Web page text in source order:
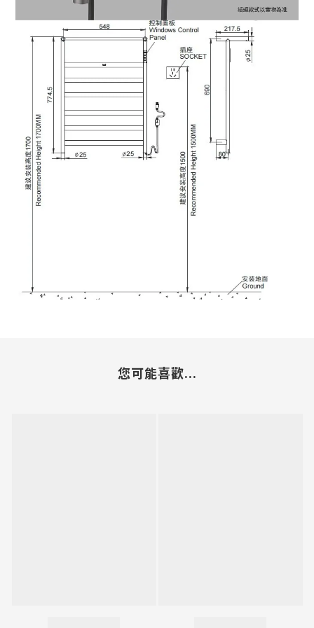
您可能喜歡...